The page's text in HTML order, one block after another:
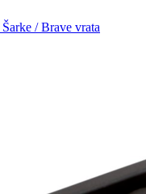
Šarke / Brave vrata